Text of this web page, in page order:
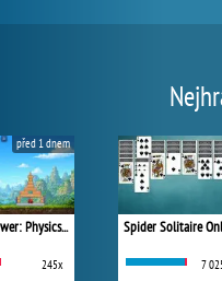
One Shot Tower: Physics Destroyer
245x
před 1 dnem
Spider Solitaire
7